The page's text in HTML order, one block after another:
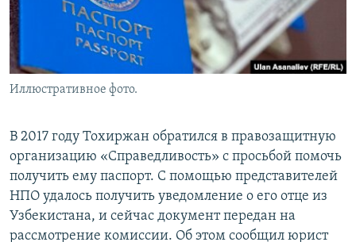
Иллюстративное фото.
В 2017 году Тохиржан обратился в правозащитную
организацию «Справедливость» с просьбой помочь
получить ему паспорт. С помощью представителей
НПО удалось получить уведомление о его отце из
Узбекистана, и сейчас документ передан на
рассмотрение комиссии. Об этом сообщил юрист